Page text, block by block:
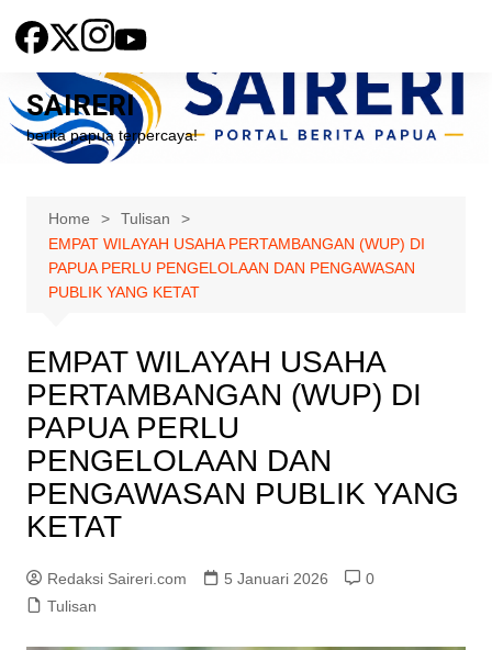
SAIRERI
berita papua terpercaya!
Home
Tulisan
EMPAT WILAYAH USAHA PERTAMBANGAN (WUP) DI
PAPUA PERLU PENGELOLAAN DAN PENGAWASAN
PUBLIK YANG KETAT
EMPAT WILAYAH USAHA
PERTAMBANGAN (WUP) DI
PAPUA PERLU
PENGELOLAAN DAN
PENGAWASAN PUBLIK YANG
KETAT
Redaksi Saireri.com 5 Januari 2026
0
Tulisan